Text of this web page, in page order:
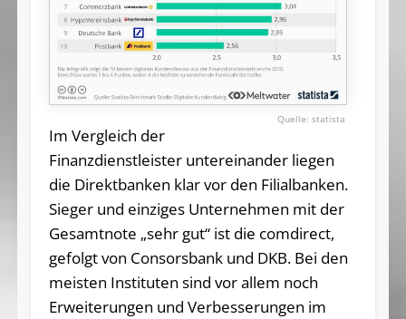
statista
Im Vergleich der
Finanzdienstleister untereinander liegen
die Direktbanken klar vor den Filialbanken.
Sieger und einziges Unternehmen mit der
Gesamtnote „sehr gut“ ist die comdirect,
gefolgt von Consorsbank und DKB. Bei den
meisten Instituten sind vor allem noch
Erweiterungen und Verbesserungen im